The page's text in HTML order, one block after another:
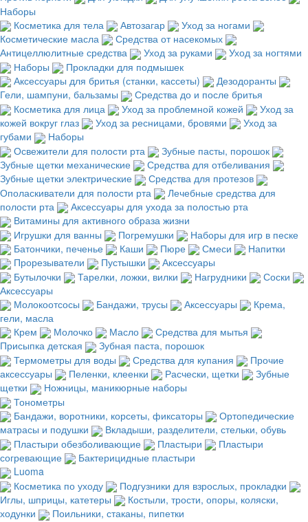
Наборы
Косметика для тела
Автозагар
Уход за ногами
Косметические масла
Средства от насекомых
Антицеллюлитные средства
Уход за руками
Уход за ногтями
Наборы
Прокладки для подмышек
Аксессуары для бритья (станки, кассеты)
Дезодоранты
Гели, шампуни, бальзамы
Средства до и после бритья
Косметика для лица
Уход за проблемной кожей
Уход за
кожей вокруг глаз
Уход за ресницами, бровями
Уход за
губами
Наборы
Освежители для полости рта
Зубные пасты, порошок
Зубные щетки механические
Средства для отбеливания
Зубные щетки электрические
Средства для протезов
Ополаскиватели для полости рта
Лечебные средства для
полости рта
Аксессуары для ухода за полостью рта
Витамины для активного образа жизни
Игрушки для ванны
Погремушки
Наборы для игр в песке
Батончики, печенье
Каши Пюре Смеси
Напитки
Прорезыватели
Пустышки
Аксессуары
Бутылочки
Тарелки, ложки, вилки Нагрудники
Соски
Аксессуары
Молокоотсосы
Бандажи, трусы Аксессуары
Крема,
гели, масла
Крем
Молочко Масло
Средства для мытья
Присыпка детская
Зубная паста, порошок
Термометры для воды
Средства для купания
Прочие
аксессуары
Пеленки, клеенки Расчески, щетки
Зубные
щетки
Ножницы, маникюрные наборы
Тонометры
Бандажи, воротники, корсеты, фиксаторы
Ортопедические
матрасы и подушки
Вкладыши, разделители, стельки, обувь
Пластыри обезболивающие
Пластыри
Пластыри
согревающие
Бактерицидные пластыри
Luoma
Косметика по уходу
Подгузники для взрослых, прокладки
Иглы, шприцы, катетеры
Костыли, трости, опоры, коляски,
ходунки
Поильники, стаканы, пипетки